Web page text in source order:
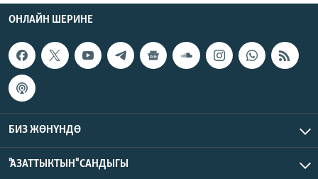
ОНЛАЙН ШЕРИНЕ
БИЗ ЖӨНҮНДӨ
"АЗАТТЫКТЫН" САНДЫГЫ